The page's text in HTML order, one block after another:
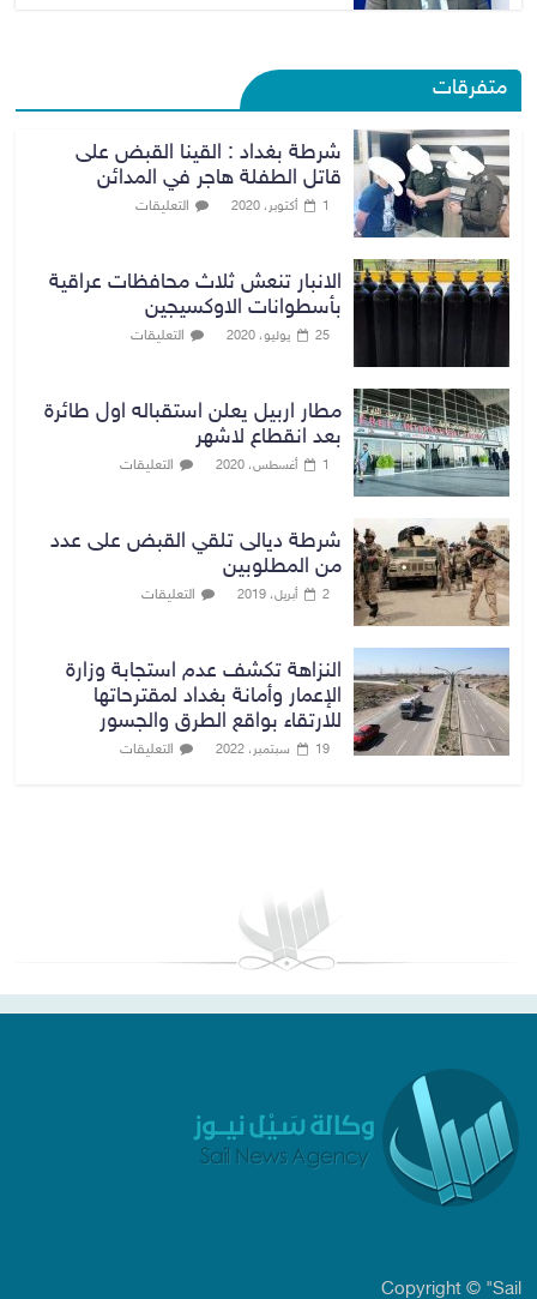
متفرقات
شرطة بغداد : القينا القبض على
قاتل الطفلة هاجر في المدائن
1 أكتوبر، 2020 التعليقات
الانبار تنعش ثلاث محافظات عراقية
بأسطوانات الاوكسيجين
25 يوليو، 2020 التعليقات
مطار اربيل يعلن استقباله اول طائرة
بعد انقطاع لاشهر
1 أغسطس، 2020 التعليقات
شرطة ديالى تلقي القبض على عدد
من المطلوبين
2 أبريل، 2019 التعليقات
النزاهة تكشف عدم استجابة وزارة
الإعمار وأمانة بغداد لمقترحاتها
للارتقاء بواقع الطرق والجسور
19 سبتمبر، 2022 التعليقات
Copyright © "Sail